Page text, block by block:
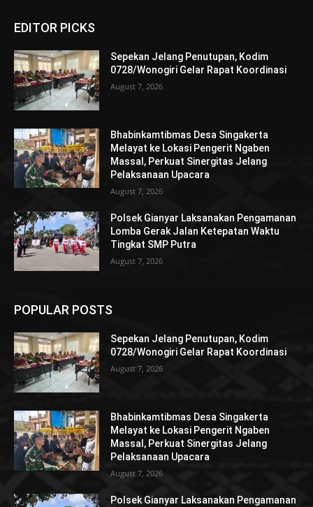
EDITOR PICKS
Sepekan Jelang Penutupan, Kodim
0728/Wonogiri Gelar Rapat Koordinasi
August 7, 2026
Bhabinkamtibmas Desa Singakerta
Melayat ke Lokasi Pengerit Ngaben
Massal, Perkuat Sinergitas Jelang
Pelaksanaan Upacara
August 7, 2026
Polsek Gianyar Laksanakan Pengamanan
Lomba Gerak Jalan Ketepatan Waktu
Tingkat SMP Putra
August 7, 2026
POPULAR POSTS
Sepekan Jelang Penutupan, Kodim
0728/Wonogiri Gelar Rapat Koordinasi
August 7, 2026
Bhabinkamtibmas Desa Singakerta
Melayat ke Lokasi Pengerit Ngaben
Massal, Perkuat Sinergitas Jelang
Pelaksanaan Upacara
August 7, 2026
Polsek Gianyar Laksanakan Pengamanan